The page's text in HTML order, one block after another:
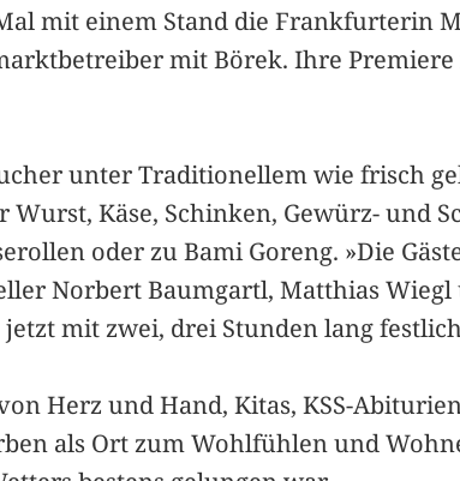
mit einem Stand die Frankfurterin
mit Börek. Ihre
unter Traditionellem wie frisch
Käse, Schinken, Gewürz- und
oder zu Bami Goreng. »Die
Norbert Baumgartl, Matthias Wiegl
mit zwei, drei Stunden lang
Herz und Hand, Kitas, KSS-
als Ort zum Wohlfühlen und